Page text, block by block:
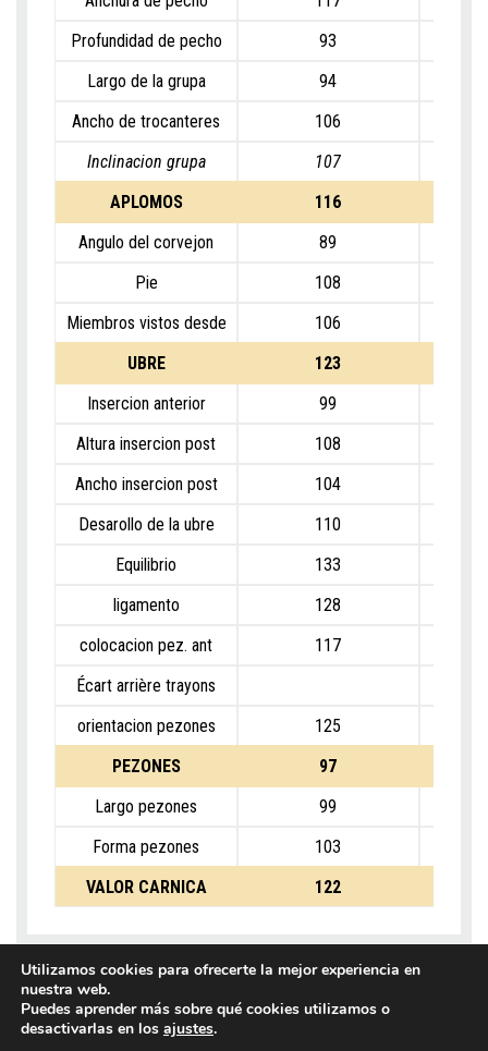
Profundidad de pecho
93
Largo de la grupa
94
Ancho de trocanteres
106
Inclinacion grupa
107
APLOMOS
116
Angulo del corvejon
89
Pie
108
Miembros vistos desde
atrás
106
UBRE
123
Insercion anterior
99
Altura insercion post
108
Ancho insercion post
104
Desarollo de la ubre
110
Equilibrio
133
ligamento
128
colocacion pez. ant
117
Écart arrière trayons
orientacion pezones
125
PEZONES
97
Largo pezones
99
Forma pezones
103
VALOR CARNICA
122
Utilizamos cookies para ofrecerte la mejor experiencia en
nuestra web.
Puedes aprender más sobre qué cookies utilizamos o
desactivarlas en los ajustes.